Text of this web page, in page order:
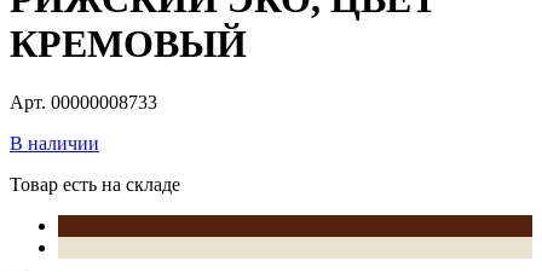
КРЕМОВЫЙ
Арт. 00000008733
В наличии
Товар есть на складе